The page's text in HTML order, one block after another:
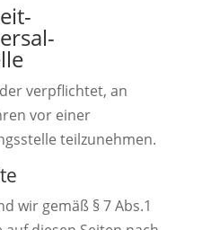
verpflichtet, an
vor einer
teilzunehmen.
wir gemäß § 7 Abs.1